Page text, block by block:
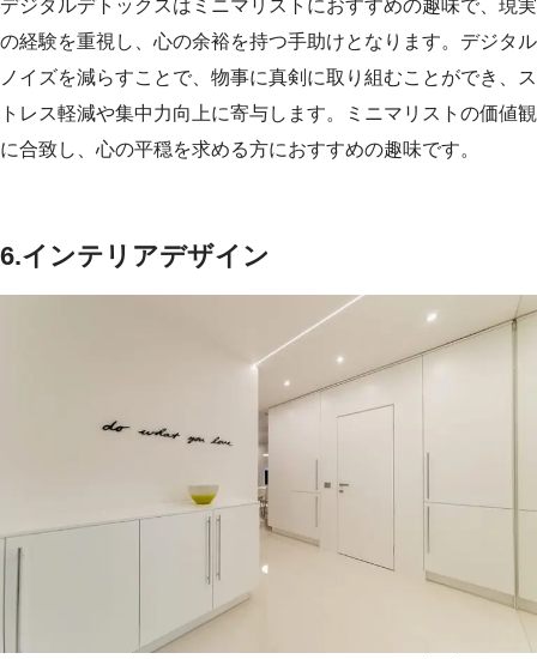
デジタルデトックスはミニマリストにおすすめの趣味で、現実
の経験を重視し、心の余裕を持つ手助けとなります。デジタル
ノイズを減らすことで、物事に真剣に取り組むことができ、ス
トレス軽減や集中力向上に寄与します。ミニマリストの価値観
に合致し、心の平穏を求める方におすすめの趣味です。
6.インテリアデザイン